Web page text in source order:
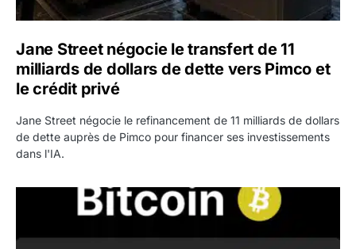
Jane Street négocie le transfert de 11
milliards de dollars de dette vers Pimco et
le crédit privé
Jane Street négocie le refinancement de 11 milliards de dollars
de dette auprès de Pimco pour financer ses investissements
dans l'IA.
Bitcoin stagne à 64 000 dollars pendant que les